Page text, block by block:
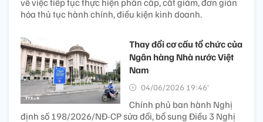
về việc tiếp tục thực hiện phân cấp, cắt giảm, đơn giản
hóa thủ tục hành chính, điều kiện kinh doanh.
Thay đổi cơ cấu tổ chức của
Ngân hàng Nhà nước Việt
Nam
04/06/2026 19:46’
Chính phủ ban hành Nghị
định số 198/2026/NĐ-CP sửa đổi, bổ sung Điều 3 Nghị